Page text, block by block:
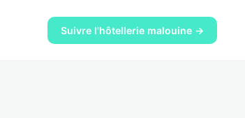
Suivre l'hôtellerie malouine →